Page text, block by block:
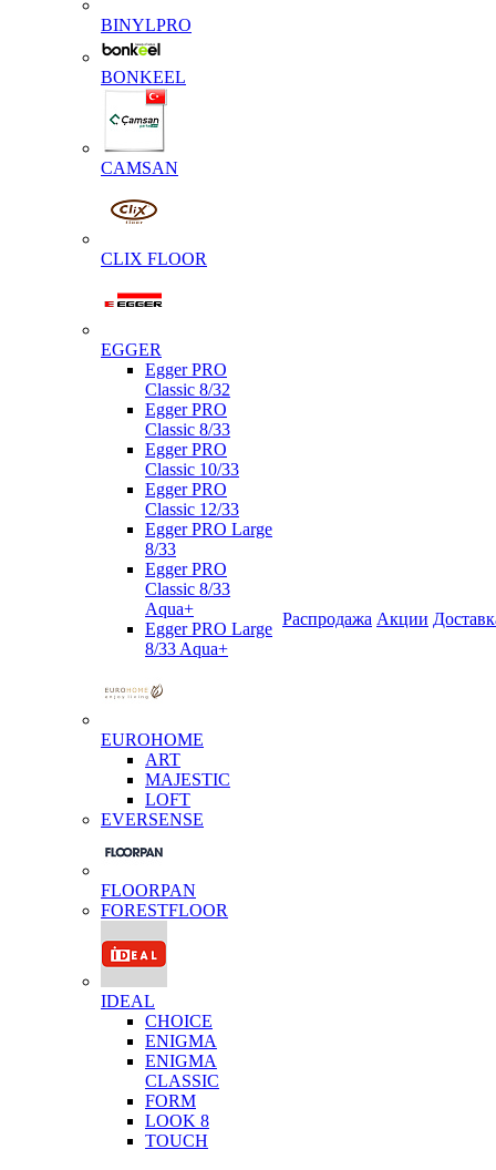
BINYLPRO
BONKEEL
CAMSAN
CLIX FLOOR
EGGER
Egger PRO
Classic 8/32
Egger PRO
Classic 8/33
Egger PRO
Classic 10/33
Egger PRO
Classic 12/33
Egger PRO Large
8/33
Egger PRO
Classic 8/33
Aqua+
Egger PRO Large
8/33 Aqua+
EUROHOME
ART
MAJESTIC
LOFT
EVERSENSE
FLOORPAN
FORESTFLOOR
IDEAL
CHOICE
ENIGMA
ENIGMA
CLASSIC
FORM
LOOK 8
TOUCH
Распродажа Акции